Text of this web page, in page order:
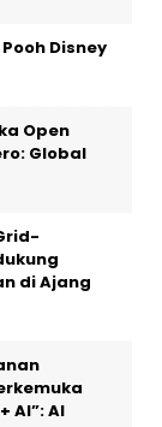
Disney
Open
Global
di Ajang
AI”: AI